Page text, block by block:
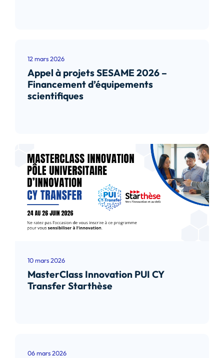
12 mars 2026
Appel à projets SESAME 2026 –
Financement d’équipements
scientifiques
10 mars 2026
MasterClass Innovation PUI CY
Transfer Starthèse
06 mars 2026